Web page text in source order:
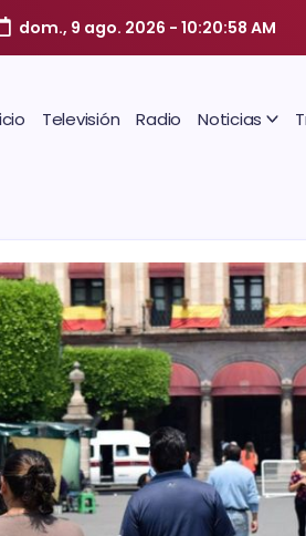
dom., 9 ago. 2026 - 10:20:59 AM
Televisión Radio Noticias